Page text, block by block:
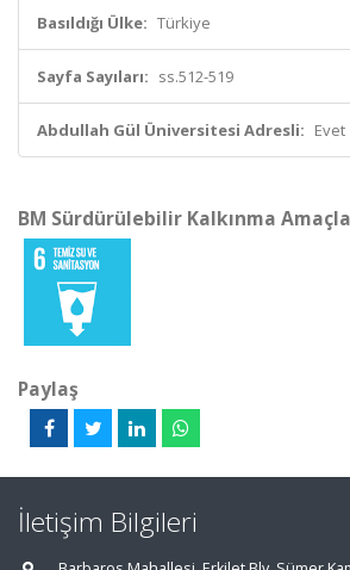
Basıldığı Ülke: Türkiye
Sayfa Sayıları: ss.512-519
Abdullah Gül Üniversitesi Adresli: Evet
BM Sürdürülebilir Kalkınma
Paylaş
İletişim Bilgileri